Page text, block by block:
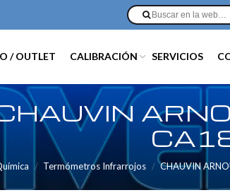
/ OUTLET CALIBRACIÓN SERVICIOS
Termómetros Infrarrojos CHAUVIN